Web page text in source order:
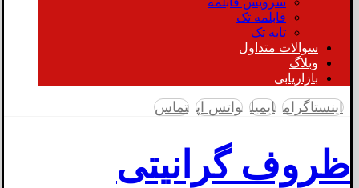
قابلمه تک
تابه تک
سوالات متداول
وبلاگ
بازاریابی
اینستاگرام ایمیل واتس اپ تماس
ظروف گرانیتی